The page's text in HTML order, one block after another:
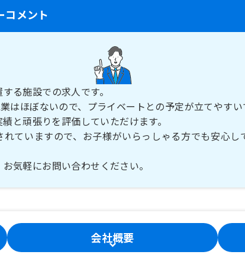
コメント
る施設での求人です。
はほぼないので、プライベートとの予定が立てやすい
と頑張りを評価していただけます。
れていますので、お子様がいらっしゃる方でも安心し
気軽にお問い合わせください。
会社概要